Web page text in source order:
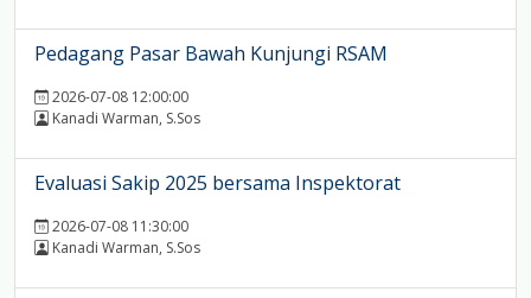
Pedagang Pasar Bawah Kunjungi RSAM
2026-07-08 12:00:00
Kanadi Warman, S.Sos
Evaluasi Sakip 2025 bersama Inspektorat
2026-07-08 11:30:00
Kanadi Warman, S.Sos